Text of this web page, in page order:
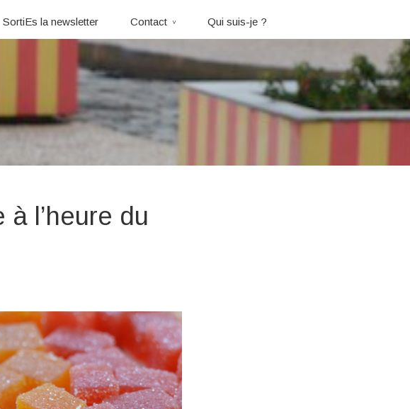
SortiEs la newsletter Contact Qui suis-je ?
l’heure du